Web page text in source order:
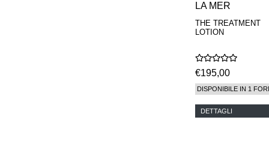
LA MER
THE TREATMENT
LOTION
€195,00
DISPONIBILE IN 1
DETTAGLI